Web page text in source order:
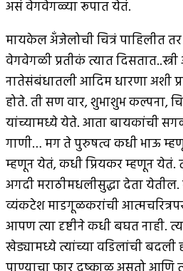
असं वेगवेगळ्या रूपात येतं.
मायकेल अँजेलोची चित्रं पाहिलीत
वेगवेगळी प्रतीकं त्यात
नातेसंबंधातली आदिम धारणा अशी
होते. ती सण वार, शुभाशुभ कल्पना,
यांच्यामध्ये येते. आता बायकांची
गाणी… मग ते पुरुषत्व कधी भाऊ
म्हणून येतं, कधी प्रियकर म्हणून येतं.
अगदी मराठीमधलीसुद्धा देता
व्यंकटेश माडगूळकरांची
आपण त्या दृष्टीने कधी बघत नाही.
खेड्यामध्ये त्यांच्या वडिलांची बदली